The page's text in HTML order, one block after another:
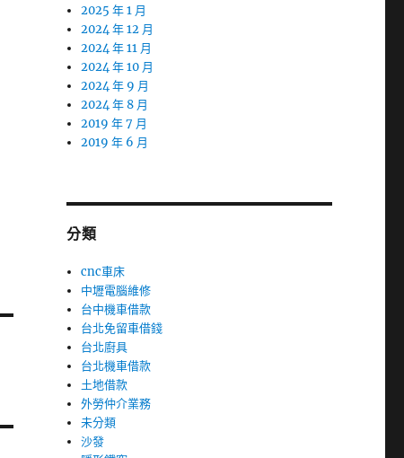
2025 年 1 月
2024 年 12 月
2024 年 11 月
2024 年 10 月
2024 年 9 月
2024 年 8 月
2019 年 7 月
2019 年 6 月
分類
cnc車床
中壢電腦維修
台中機車借款
台北免留車借錢
台北廚具
台北機車借款
土地借款
外勞仲介業務
未分類
沙發